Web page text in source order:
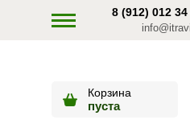
8 (912) 012 34
Корзина
пуста